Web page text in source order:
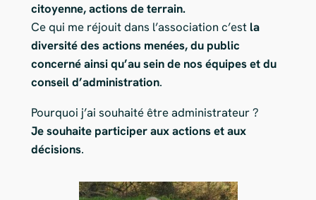
citoyenne, actions de terrain.
Ce qui me réjouit dans l’association c’est la
diversité des actions menées, du public
concerné ainsi qu’au sein de nos équipes et du
conseil d’administration.
Pourquoi j’ai souhaité être administrateur ?
Je souhaite participer aux actions et aux
décisions.